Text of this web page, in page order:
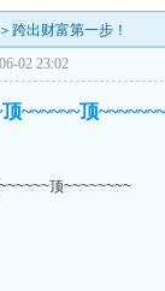
跨出财富第一步！
02 23:02
~~~~~~顶
顶~~~~~~~~